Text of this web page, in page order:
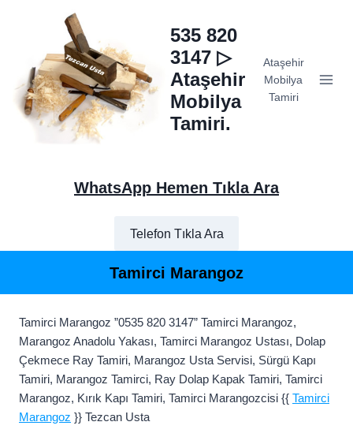
535 820
3147 ▷
Ataşehir
Mobilya
Tamiri.
Ataşehir
Mobilya
Tamiri
WhatsApp Hemen Tıkla Ara
Telefon Tıkla Ara
Tamirci Marangoz
Tamirci Marangoz ”0535 820 3147” Tamirci Marangoz,
Marangoz Anadolu Yakası, Tamirci Marangoz Ustası, Dolap
Çekmece Ray Tamiri, Marangoz Usta Servisi, Sürgü Kapı
Tamiri, Marangoz Tamirci, Ray Dolap Kapak Tamiri, Tamirci
Marangoz, Kırık Kapı Tamiri, Tamirci Marangozcisi {{ Tamirci
Marangoz }} Tezcan Usta